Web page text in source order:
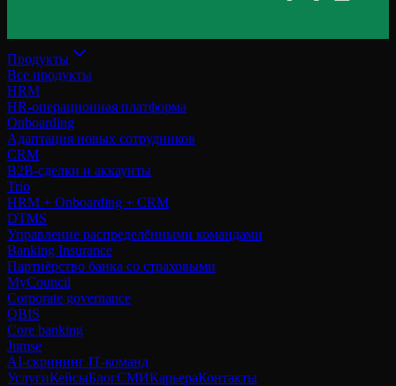
Продукты
Все продукты
HRM
HR-операционная платформа
Onboarding
Адаптация новых сотрудников
CRM
B2B-сделки и аккаунты
Trio
HRM + Onboarding + CRM
DTMS
Управление распределёнными командами
Banking Insurance
Партнёрство банка со страховыми
MyCouncil
Corporate governance
QBIS
Core banking
Jumse
AI-скрининг IT-команд
УслугиКейсыБлогСМИКарьераКонтакты